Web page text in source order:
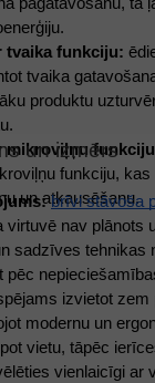
tvaika funkciju:
tvaika
produktu
mikroviļņu
funkciju, kas
un atkausēšanu.
un izmērs
brīvi stāvoša
virtuvē nav plānots
sadzīves tehnikas
pēc
izvietot
modernu un
vietu, tāpēc
vienlaicīgi ar